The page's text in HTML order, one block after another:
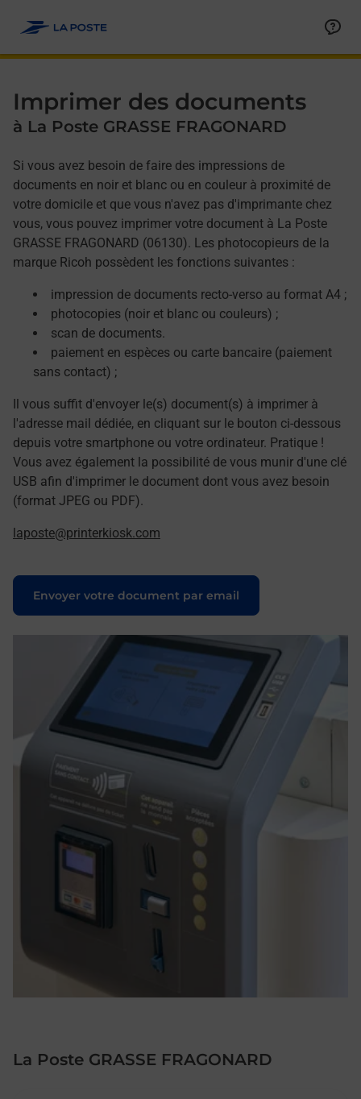
Imprimer des documents
à La Poste GRASSE FRAGONARD
Si vous avez besoin de faire des impressions de
documents en noir et blanc ou en couleur à proximité de
votre domicile et que vous n'avez pas d'imprimante chez
vous, vous pouvez imprimer votre document à La Poste
GRASSE FRAGONARD (06130). Les photocopieurs de la
marque Ricoh possèdent les fonctions suivantes :
impression de documents recto-verso au format A4 ;
photocopies (noir et blanc ou couleurs) ;
scan de documents.
paiement en espèces ou carte bancaire (paiement
sans contact) ;
Il vous suffit d'envoyer le(s) document(s) à imprimer à
l'adresse mail dédiée, en cliquant sur le bouton ci-dessous
depuis votre smartphone ou votre ordinateur. Pratique !
Vous avez également la possibilité de vous munir d'une clé
USB afin d'imprimer le document dont vous avez besoin
(format JPEG ou PDF).
laposte@printerkiosk.com
Envoyer votre document par email
Le lien s'ouvre dans un nouvel onglet
La Poste GRASSE FRAGONARD